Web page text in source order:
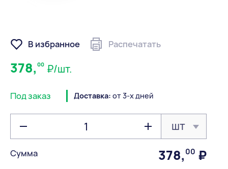
В избранное Распечатать
378, 00 ₽/шт.
Под заказ Доставка: от 3-х дней
шт
Сумма 378, 00 ₽